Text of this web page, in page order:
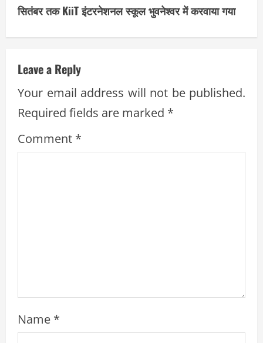
i
n
u
e
R
e
सितंबर तक KiiT इंटरनेशनल स्कूल भुवनेश्वर में करवाया गया
Leave a Reply
Your email address will not be published.
Required fields are marked *
Comment *
Name *